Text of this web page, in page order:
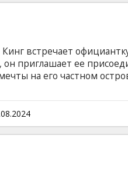
встречает
он приглашает ее
на его частном
языке с